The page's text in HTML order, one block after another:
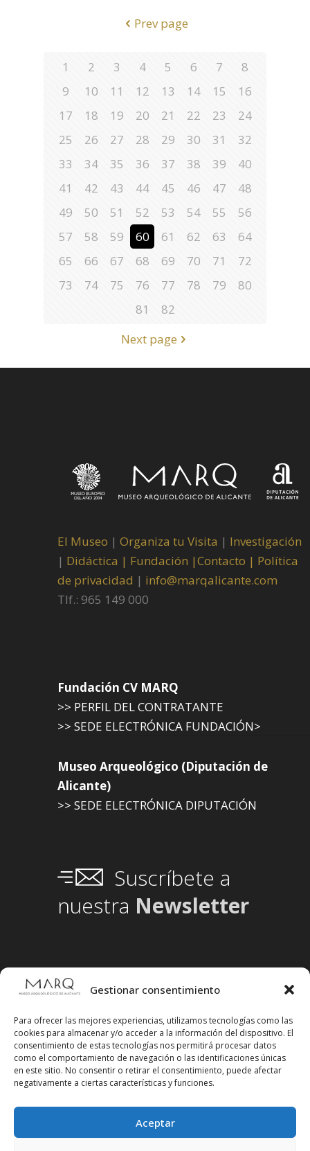
Gestionar consentimiento
Para ofrecer las mejores experiencias, utilizamos tecnologías como las
cookies para almacenar y/o acceder a la información del dispositivo. El
consentimiento de estas tecnologías nos permitirá procesar datos
como el comportamiento de navegación o las identificaciones únicas
en este sitio. No consentir o retirar el consentimiento, puede afectar
negativamente a ciertas características y funciones.
Aceptar
Prev page
1 2 3 4 5 6 7
8
9
10 11 12 13 14 15
16
17
18 19 20 21 22 23
24
25
26 27 28 29 30 31
32
33
34 35 36 37 38 39
40
41
42 43 44 45 46 47
48
49
50 51 52 53 54 55
56
57
58 59 60 61 62 63
64
65
66 67 68 69 70 71
72
73
74 75 76 77 78 79
80
81
82
Next page
El Museo | Organiza tu Visita | Investigación
| Didáctica | Fundación |Contacto | Política
de privacidad | info@marqalicante.com
Tlf.: 965 149 000
Fundación CV MARQ
>> PERFIL DEL CONTRATANTE
>> SEDE ELECTRÓNICA FUNDACIÓN>
Museo Arqueológico (Diputación de
Alicante)
>> SEDE ELECTRÓNICA DIPUTACIÓN
Suscríbete a
nuestra Newsletter